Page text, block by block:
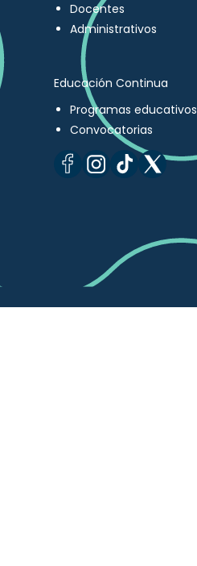
Docentes
Administrativos
Educación Continua
Programas educativos
Convocatorias